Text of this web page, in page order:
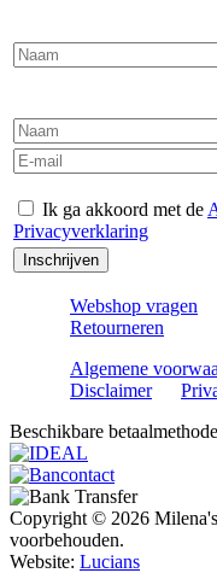
Ik ga akkoord met de
Privacyverklaring
Inschrijven
Webshop vragen
Retourneren
Algemene
Disclaimer
Beschikbare
Copyright © 2026
voorbehouden.
Website: Lucians